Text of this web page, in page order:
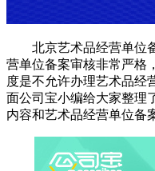
北京艺术品经营单位
营单位备案审核非常严格
度是不允许办理艺术品经
面公司宝小编给大家整理
内容和艺术品经营单位备